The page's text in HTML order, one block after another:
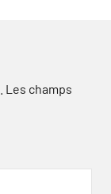
Les champs